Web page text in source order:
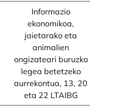
Informazio
ekonomikoa,
jaietarako eta
animalien
ongizateari buruzko
legea betetzeko
aurrekontua, 13, 20
eta 22 LTAIBG